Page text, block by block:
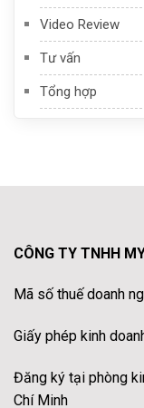
Video Review
Tư vấn
Tổng hợp
CÔNG TY TNHH
Mã số thuế doanh
Giấy phép kinh
Đăng ký tại phòng
Chí Minh